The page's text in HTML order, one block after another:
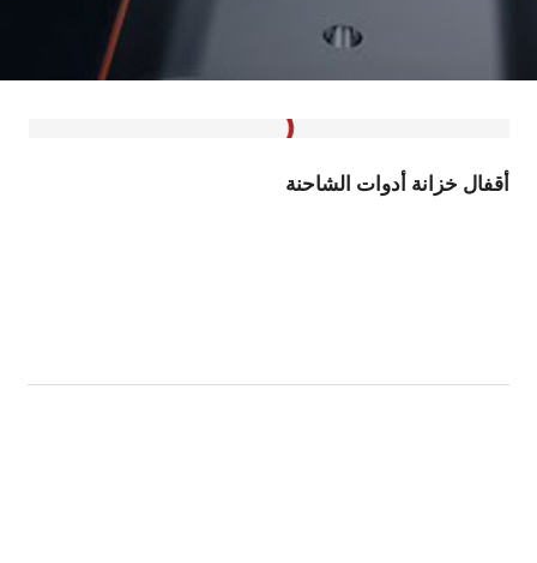
أقفال خزانة أدوات الشاحنة